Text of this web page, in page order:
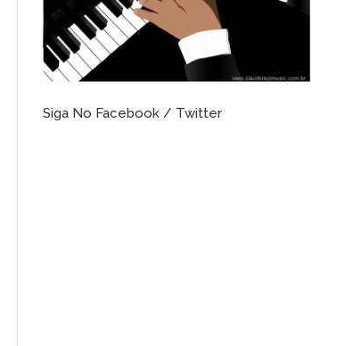
Siga No Facebook / Twitter